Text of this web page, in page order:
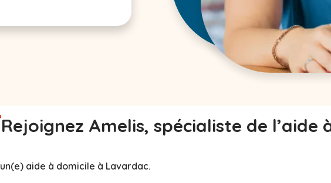
Rejoignez Amelis, spécialiste de l’aide
un(e) aide à domicile à Lavardac.